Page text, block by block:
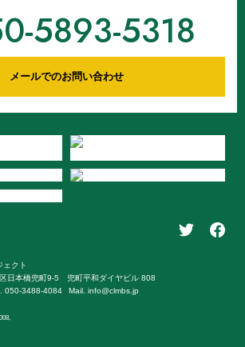
5893-5318
メールでのお問い合わせ
ェクト
日本橋兜町9-5 兜町平和ダイヤビル 808
050-3488-4084 Mail. info@clmbs.jp